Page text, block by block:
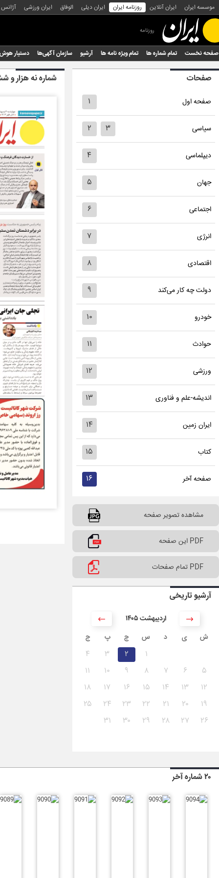
موسسه ایران ایران آنلاین روزنامه ایران ایران دیلی الوفاق ایران ورزشی
روزنامه
صفحه نخست تمام شماره ها تمام ویژه نامه ها آرشیو سازمان آگهی‌ها دستیار
صفحات
صفحه اول ۱
سیاسی ۲ ۳
دیپلماسی ۴
جهان ۵
اجتماعی ۶
انرژی ۷
اقتصادی ۸
دولت چه کار می‌کند ۹
خودرو ۱۰
حوادث ۱۱
ورزشی ۱۲
اندیشه-علم و فناوری ۱۳
ایران زمین ۱۴
کتاب ۱۵
صفحه آخر ۱۶
مشاهده تصویر صفحه
PDF این صفحه
PDF تمام صفحات
آرشیو تاریخی
۱۴۰۵ اردیبهشت
ش
ی د س چ پ ج
۱ ۲ ۳
۴
۵
۶ ۷ ۸ ۹ ۱۰
۱۱
۱۲
۱۳ ۱۴ ۱۵ ۱۶ ۱۷
۱۸
۱۹
۲۰ ۲۱ ۲۲ ۲۳ ۲۴
۲۵
۲۶
۲۷ ۲۸ ۲۹ ۳۰ ۳۱
شماره نه هزار و
۲۰ شماره آخر